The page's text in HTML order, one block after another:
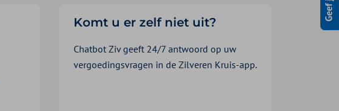
Komt u er zelf niet uit?
Chatbot Ziv geeft 24/7 antwoord op uw
vergoedingsvragen in de Zilveren Kruis-app.